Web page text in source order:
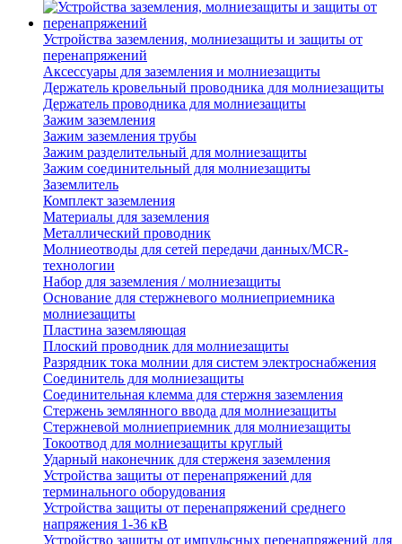
Устройства заземления, молниезащиты и защиты от
перенапряжений
Аксессуары для заземления и молниезащиты
Держатель кровельный проводника для молниезащиты
Держатель проводника для молниезащиты
Зажим заземления
Зажим заземления трубы
Зажим разделительный для молниезащиты
Зажим соединительный для молниезащиты
Заземлитель
Комплект заземления
Материалы для заземления
Металлический проводник
Молниеотводы для сетей передачи данных/MCR-
технологии
Набор для заземления / молниезащиты
Основание для стержневого молниеприемника
молниезащиты
Пластина заземляющая
Плоский проводник для молниезащиты
Разрядник тока молнии для систем электроснабжения
Соединитель для молниезащиты
Соединительная клемма для стержня заземления
Стержень землянного ввода для молниезащиты
Стержневой молниеприемник для молниезащиты
Токоотвод для молниезащиты круглый
Ударный наконечник для стерженя заземления
Устройства защиты от перенапряжений для
терминального оборудования
Устройства защиты от перенапряжений среднего
напряжения 1-36 кВ
Устройство защиты от импульсных перенапряжений для